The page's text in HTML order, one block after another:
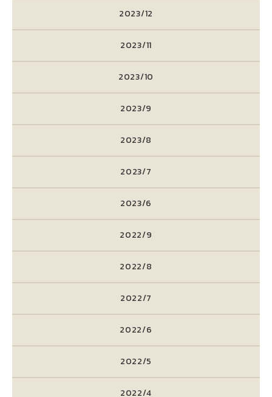
2023/12
2023/11
2023/10
2023/9
2023/8
2023/7
2023/6
2022/9
2022/8
2022/7
2022/6
2022/5
2022/4